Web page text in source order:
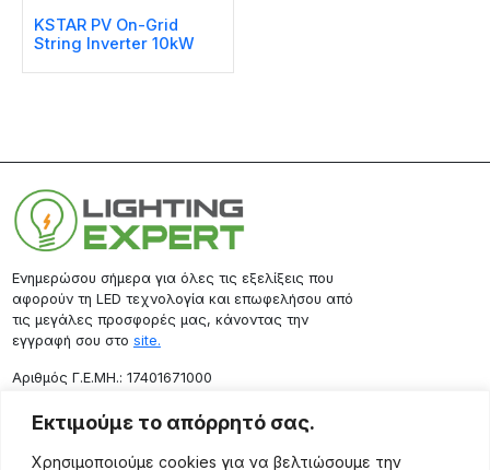
Εκτιμούμε το απόρρητό σας.
Χρησιμοποιούμε cookies για να βελτιώσουμε την
KSTAR PV On-Grid
String Inverter 10kW
Ενημερώσου σήμερα για όλες τις εξελίξεις που
αφορούν τη LED τεχνολογία και επωφελήσου από
τις μεγάλες προσφορές μας, κάνοντας την
εγγραφή σου στο site.
Aριθμός Γ.Ε.ΜΗ.: 17401671000
Επικοινωνία
Ρόδου 133, Αθήνα 10443